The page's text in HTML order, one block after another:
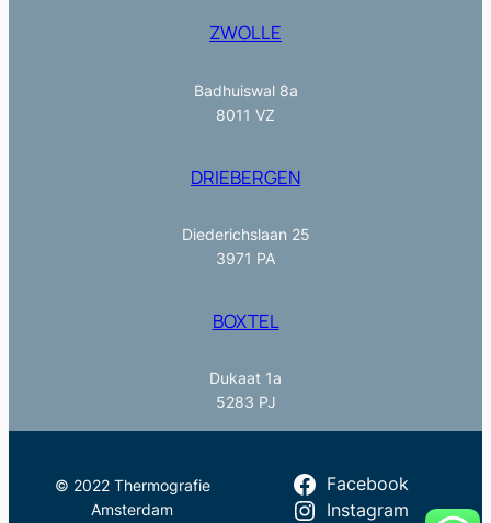
ZWOLLE
Badhuiswal 8a
8011 VZ
DRIEBERGEN
Diederichslaan 25
3971 PA
BOXTEL
Dukaat 1a
5283 PJ
© 2022 Thermografie
Amsterdam
Facebook
Instagram